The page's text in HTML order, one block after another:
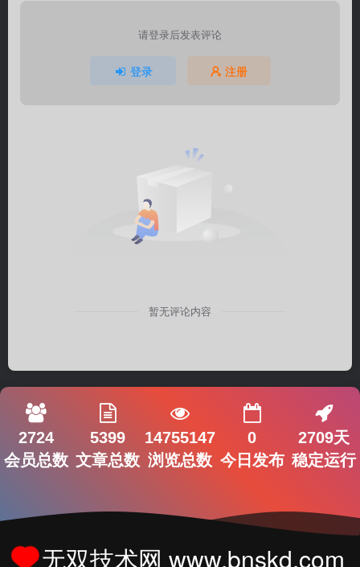
请登录后发表评论
登录 注册
暂无评论内容
2724
会员总数
5399
文章总数
14755147
浏览总数
0
今日发布
2709天
稳定运行
无双技术网 www.bnskd.com